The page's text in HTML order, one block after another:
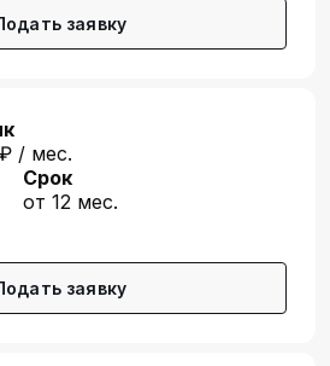
заявку
/ мес.
Срок
от 12 мес.
заявку